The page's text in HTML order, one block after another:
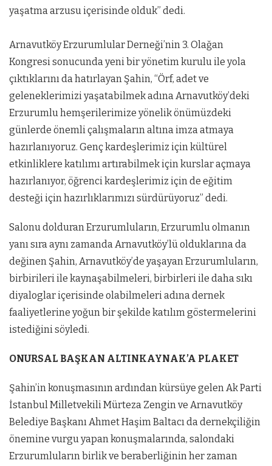
yaşatma arzusu içerisinde olduk” dedi.
Arnavutköy Erzurumlular Derneği’nin 3. Olağan
Kongresi sonucunda yeni bir yönetim kurulu ile yola
çıktıklarını da hatırlayan Şahin, “Örf, adet ve
geleneklerimizi yaşatabilmek adına Arnavutköy’deki
Erzurumlu hemşerilerimize yönelik önümüzdeki
günlerde önemli çalışmaların altına imza atmaya
hazırlanıyoruz. Genç kardeşlerimiz için kültürel
etkinliklere katılımı artırabilmek için kurslar açmaya
hazırlanıyor, öğrenci kardeşlerimiz için de eğitim
desteği için hazırlıklarımızı sürdürüyoruz” dedi.
Salonu dolduran Erzurumluların, Erzurumlu olmanın
yanı sıra aynı zamanda Arnavutköy’lü olduklarına da
değinen Şahin, Arnavutköy’de yaşayan Erzurumluların,
birbirileri ile kaynaşabilmeleri, birbirleri ile daha sıkı
diyaloglar içerisinde olabilmeleri adına dernek
faaliyetlerine yoğun bir şekilde katılım göstermelerini
istediğini söyledi.
ONURSAL BAŞKAN ALTINKAYNAK’A PLAKET
Şahin’in konuşmasının ardından kürsüye gelen Ak Parti
İstanbul Milletvekili Mürteza Zengin ve Arnavutköy
Belediye Başkanı Ahmet Haşim Baltacı da dernekçiliğin
önemine vurgu yapan konuşmalarında, salondaki
Erzurumluların birlik ve beraberliğinin her zaman